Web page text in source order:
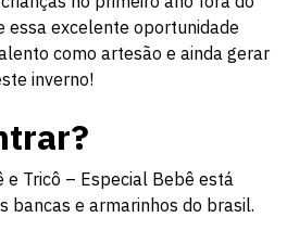
essa excelente oportunidade
como artesão e ainda gerar
inverno!
e Tricô – Especial Bebê está
bancas e armarinhos do brasil.